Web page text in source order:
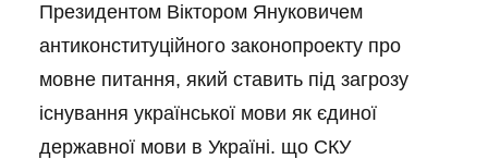
Президентом Віктором Януковичем
антиконституційного законопроекту про
мовне питання, який ставить під загрозу
існування української мови як єдиної
державної мови в Україні. що СКУ